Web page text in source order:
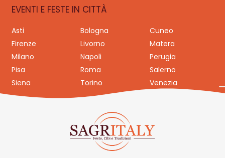
EVENTI E FESTE IN CITTÀ
Asti Bologna
Cuneo
Firenze
Livorno
Matera
Milano
Napoli
Perugia
Pisa
Roma
Salerno
Siena
Torino Venezia